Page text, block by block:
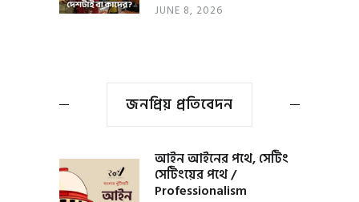
JUNE 8, 2026
জনপ্রিয় প্রতিবেদন
আইন আইনের পথে, সেটিং
সেটিংয়ের পথে /
Professionalism